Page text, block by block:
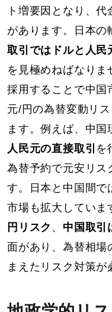
ト増要因となり、
があります。日本の
取引ではドルと人民
を見極めねばなりま
採用することで中国
元/円の為替変動リ
ます。例えば、中
人民元の直接取引 を
為替予約で元安リス
す。日本と中国間で
市場も拡大していま
円リスク 、 中国取引
面があり、為替相場
まえたリスク対策が